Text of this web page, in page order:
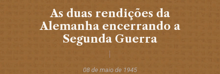
As duas rendições da
Alemanha encerrando a
Segunda Guerra
08 de maio de 1945